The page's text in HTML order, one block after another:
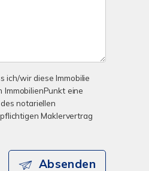
ich/wir diese Immobilie
eine
notariellen
Maklervertrag
Absenden